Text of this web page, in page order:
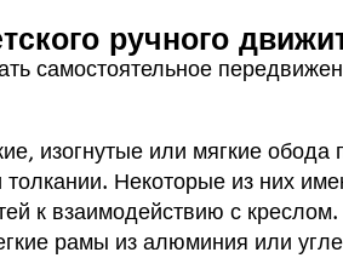
ручного
самостоятельное
изогнутые или мягкие обода
Некоторые из них
к взаимодействию с креслом.
рамы из алюминия или